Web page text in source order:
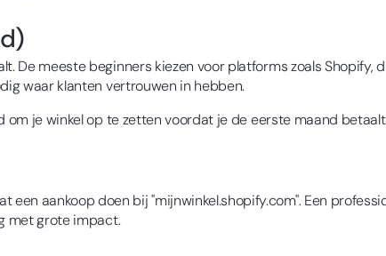
meeste beginners kiezen voor platforms zoals Shopify,
waar klanten vertrouwen in hebben.
je winkel op te zetten voordat je de eerste maand
aankoop doen bij "mijnwinkel.shopify.com". Een
met grote impact.